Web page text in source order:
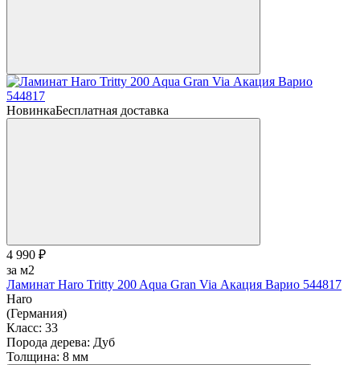
НовинкаБесплатная доставка
4 990 ₽
за м2
Ламинат Haro Tritty 200 Aqua Gran Via Акация Варио 544817
Haro
(Германия)
Класс: 33
Порода дерева: Дуб
Толщина: 8 мм